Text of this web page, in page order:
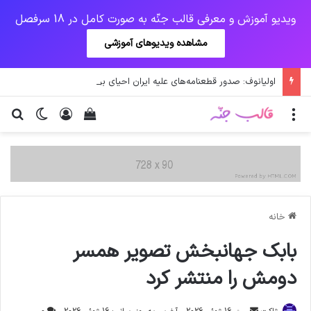
ویدیو آموزش و معرفی قالب جنّه به صورت کامل در 18 سرفصل
مشاهده ویدیوهای آموزشی
اولیانوف: صدور قطعنامه‌های علیه ایران احیای برجام را دشوار می‌کند
تغییر ورود
دیدن سبد خرید منو
خانه
بابک جهانبخش تصویر همسر
دومش را منتشر کرد